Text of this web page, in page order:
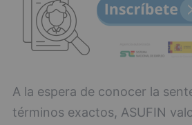
A la espera de conocer la
términos exactos, ASUFIN